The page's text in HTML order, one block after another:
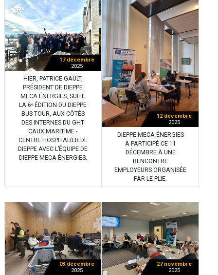
17 décembre
2025
HIER, PATRICE GAULT,
PRÉSIDENT DE DIEPPE
MECA ÉNERGIES, SUITE
LA 6ᵉ ÉDITION DU DIEPPE
BUS TOUR, AUX CÔTÉS
DES INTERNES DU GHT
CAUX MARITIME -
CENTRE HOSPITALIER DE
DIEPPE AVEC L’ÉQUIPE DE
DIEPPE MECA ÉNERGIES.
12 décembre
2025
DIEPPE MECA ÉNERGIES
A PARTICIPÉ CE 11
DÉCEMBRE À UNE
RENCONTRE
EMPLOYEURS ORGANISÉE
PAR LE PLIE.
03 décembre
2025
27 novembre
2025